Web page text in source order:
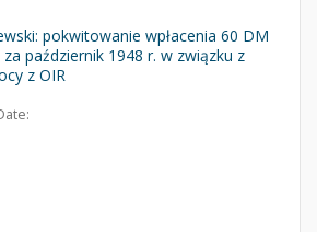
pokwitowanie wpłacenia 60 DM
październik 1948 r. w związku z
z OIR